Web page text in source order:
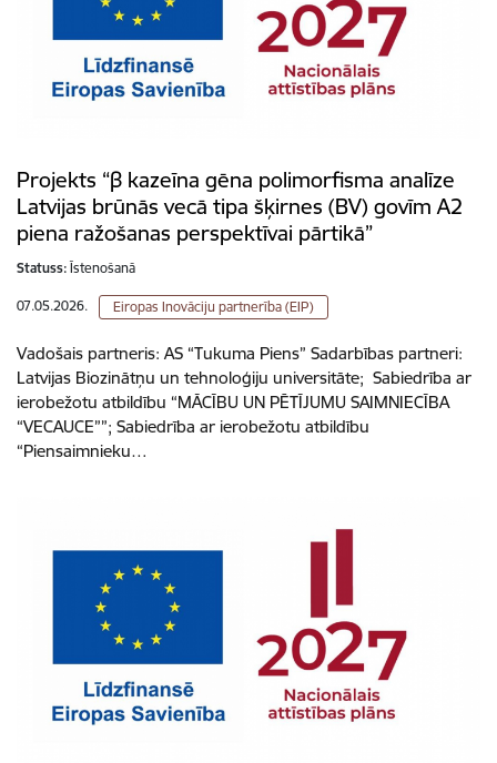
Projekts “β kazeīna gēna polimorfisma analīze
Latvijas brūnās vecā tipa šķirnes (BV) govīm A2
piena ražošanas perspektīvai pārtikā”
Statuss: Īstenošanā
07.05.2026. Eiropas Inovāciju partnerība (EIP)
Vadošais partneris: AS “Tukuma Piens” Sadarbības partneri:
Latvijas Biozinātņu un tehnoloģiju universitāte; Sabiedrība ar
ierobežotu atbildību “MĀCĪBU UN PĒTĪJUMU SAIMNIECĪBA
“VECAUCE””; Sabiedrība ar ierobežotu atbildību
“Piensaimnieku…